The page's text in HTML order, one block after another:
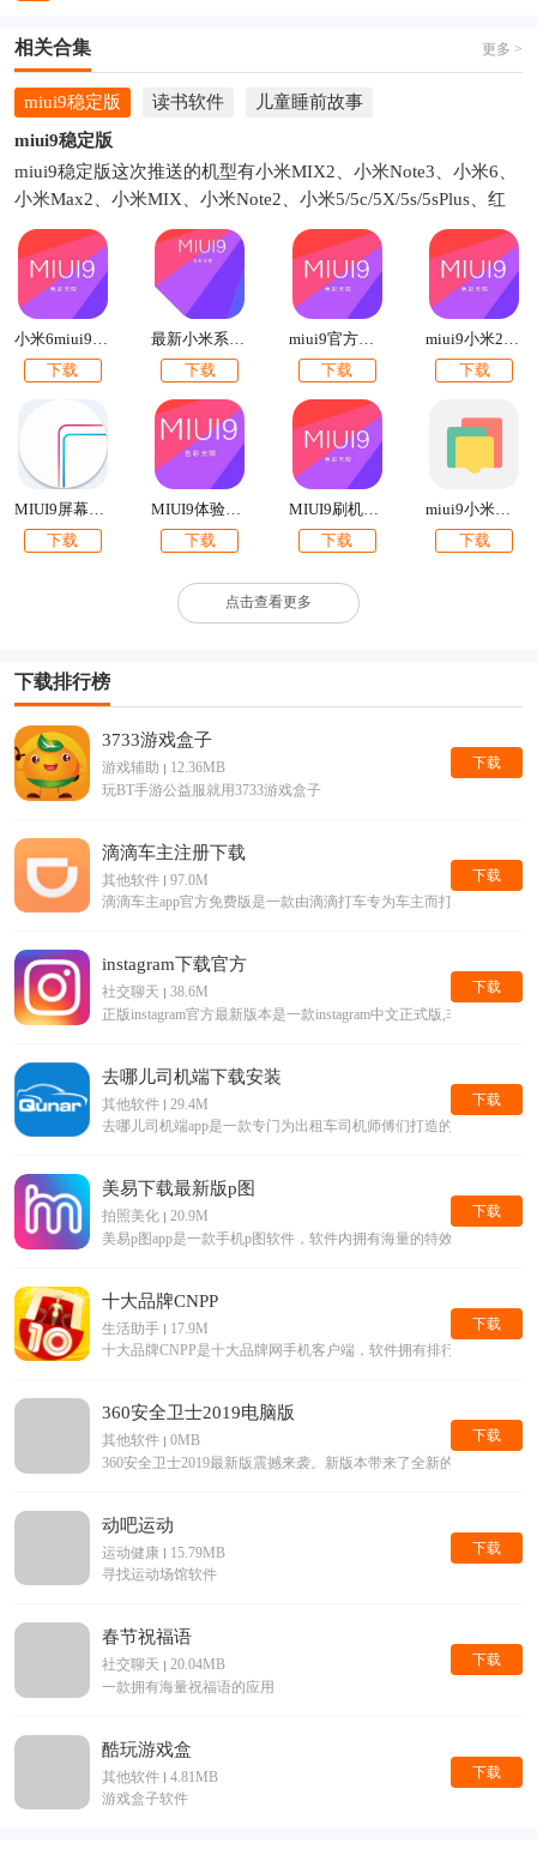
相关合集 更多 >
miui9稳定版 读书软件
儿童睡前故事
miui9稳定版
miui9稳定版这次推送的机型有小米MIX2、小米Note3、小米6、
小米Max2、小米MIX、小米Note2、小米5/5c/5X/5s/5sPlus、红
米Note5A、红米5A、红米Note4X高通版、小米Note顶配版、小
米4s/4c。有你的机型吗？如果有的话就快来下载吧！本站提供各
个手机型号的miui9官方安装包下载。比如小米5miui9稳定版下
载、米6miui9稳定版官方刷机包下载等。
下载
下载
miui9官方刷机包下载2017最新版
下载
下载
下载
下载
MIUI9刷机包下载【附最新卡刷包+线刷包】
下载
下载
点击查看更多
下载排行榜
3733游戏盒子
游戏辅助
12.36MB
玩BT手游公益服就用3733游戏盒子
下载
滴滴车主注册下载
其他软件
97.0M
滴滴车主app官方免费版是一款由滴滴打车专为车主而打造的手机
下载
instagram下载官方
社交聊天
38.6M
正版instagram官方最新版本是一款instagram中文正式版,非常受欢
下载
去哪儿司机端下载安装
其他软件
29.4M
去哪儿司机端app是一款专门为出租车司机师傅们打造的手机平台
下载
美易下载最新版p图
拍照美化
20.9M
美易p图app是一款手机p图软件，软件内拥有海量的特效滤镜等美
下载
十大品牌CNPP
生活助手
17.9M
十大品牌CNPP是十大品牌网手机客户端，软件拥有排行榜查询，
下载
360安全卫士2019电脑版
其他软件
0MB
360安全卫士2019最新版震撼来袭。新版本带来了全新的界面，和
下载
动吧运动
运动健康
15.79MB
寻找运动场馆软件
下载
春节祝福语
社交聊天
20.04MB
一款拥有海量祝福语的应用
下载
酷玩游戏盒
其他软件
4.81MB
游戏盒子软件
下载